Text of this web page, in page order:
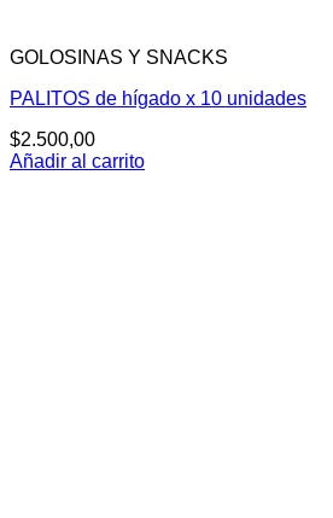
GOLOSINAS Y SNACKS
PALITOS de hígado x 10 unidades
$2.500,00
Añadir al carrito